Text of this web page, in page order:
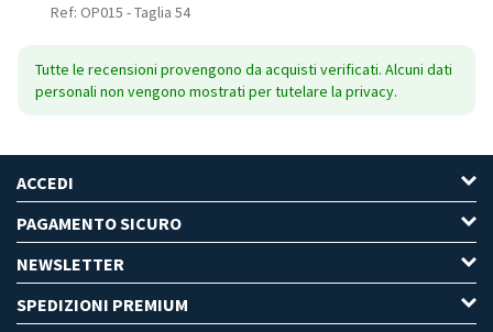
Ref: OP015 -Taglia 54
Tutte le recensioni provengono da acquisti verificati. Alcuni dati
personali non vengono mostrati per tutelare la privacy.
ACCEDI
PAGAMENTO SICURO
NEWSLETTER
SPEDIZIONI PREMIUM